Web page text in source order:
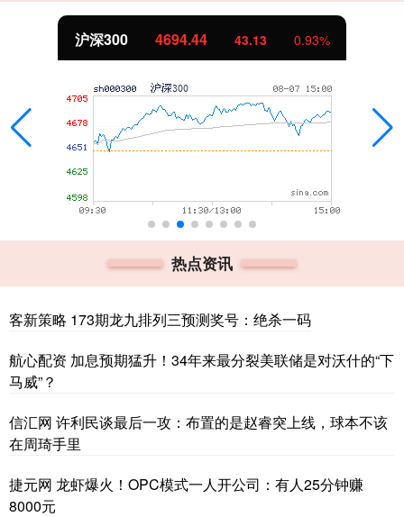
沪深300 4694.44 43.13 0.93%
热点资讯
客新策略 173期龙九排列三预测奖号：绝杀一码
航心配资 加息预期猛升！34年来最分裂美联储是对沃什的“下
马威”？
信汇网 许利民谈最后一攻：布置的是赵睿突上线，球本不该
在周琦手里
捷元网 龙虾爆火！OPC模式一人开公司：有人25分钟赚
8000元